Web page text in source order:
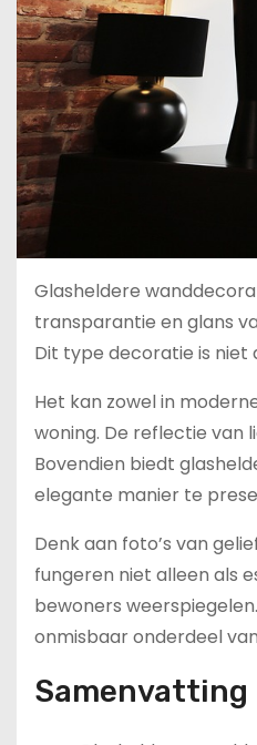
Glasheldere
transparantie en glans
Dit type decoratie is niet
Het kan zowel in
woning. De reflectie van
Bovendien biedt
elegante manier te
Denk aan foto’s van
fungeren niet alleen als
bewoners
onmisbaar onderdeel
Samenvatting